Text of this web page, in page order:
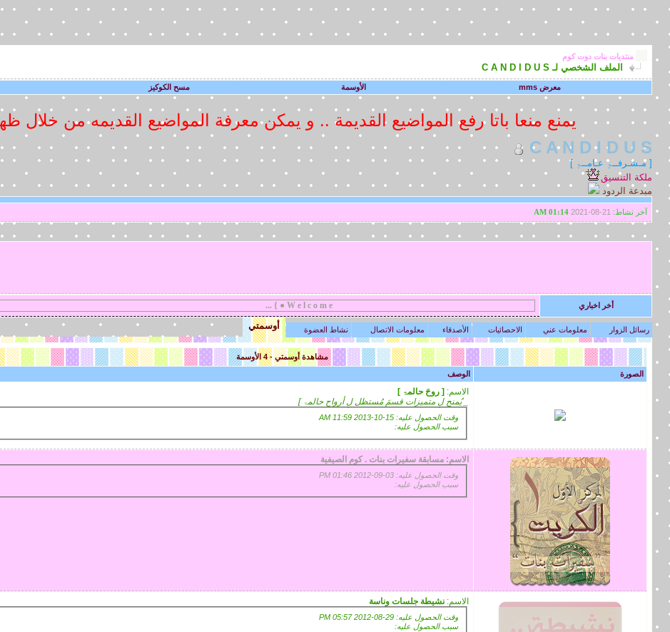
منتديات بنات دوت كوم
الملف الشخصي لـ C A N D I D U S
معرض mms الأوسمة مسح الكوكيز
يمنع منعا باتا رفع المواضيع القديمة .. و يمكن معرفة المواضيع القديمه من خلال
C A N D I D U S
[ مـشـرفــۃِ عـامــۃِ ]
ملكة التنسيق
مبدعة الردود
آخر نشاط: 01:14 AM
أخر اخباري W e l c o m e ● } ...
رسائل الزوار معلومات عني الاحصائيات الأصدقاء معلومات الاتصال نشاط العضوة أوسمتي
مشاهدة أوسمتي - 4 الأوسمة
الصورة
الوصف
الاسم: [ روحَ حالمۃ ]
_ يُمنح لِ متميزات قسمَ مُستظل لِ أرواح حالمۃ ]
وقت الحصول عليه: 15-10-2013 11:59 AM
سبب الحصول عليه:
الاسم: مسابقة سفيرات بنات . كوم الصيفية
وقت الحصول عليه: 03-09-2012 01:46 PM
سبب الحصول عليه:
الاسم: نشيطة جلسات وناسة
وقت الحصول عليه: 29-08-2012 05:57 PM
سبب الحصول عليه: